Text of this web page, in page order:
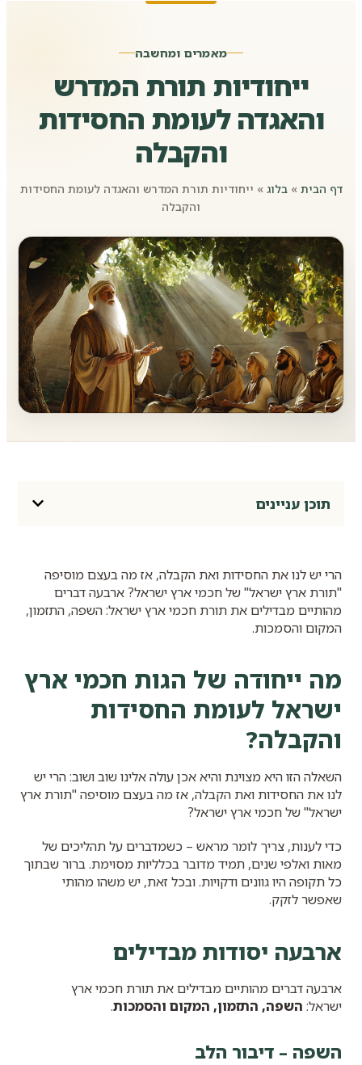
מאמרים ומחשבה
ייחודיות תורת המדרש
והאגדה לעומת החסידות
והקבלה
דף הבית »בלוג » ייחודיות תורת המדרש והאגדה לעומת החסידות
והקבלה
תוכן עניינים
הרי יש לנו את החסידות ואת הקבלה, אז מה בעצם מוסיפה
"תורת ארץ ישראל" של חכמי ארץ ישראל? ארבעה דברים
מהותיים מבדילים את תורת חכמי ארץ ישראל: השפה, התזמון,
המקום והסמכות.
מה ייחודה של הגות חכמי ארץ
ישראל לעומת החסידות
והקבלה?
השאלה הזו היא מצוינת והיא אכן עולה אלינו שוב ושוב: הרי יש
לנו את החסידות ואת הקבלה, אז מה בעצם מוסיפה "תורת ארץ
ישראל" של חכמי ארץ ישראל?
כדי לענות, צריך לומר מראש – כשמדברים על תהליכים של
מאות ואלפי שנים, תמיד מדובר בכלליות מסוימת. ברור שבתוך
כל תקופה היו גוונים ודקויות. ובכל זאת, יש משהו מהותי
שאפשר לזקק.
ארבעה יסודות מבדילים
ארבעה דברים מהותיים מבדילים את תורת חכמי ארץ
ישראל: השפה, התזמון, המקום והסמכות.
השפה – דיבור הלב